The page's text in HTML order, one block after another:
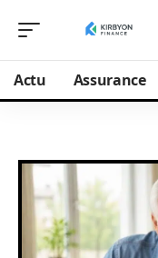
Actu Assurance